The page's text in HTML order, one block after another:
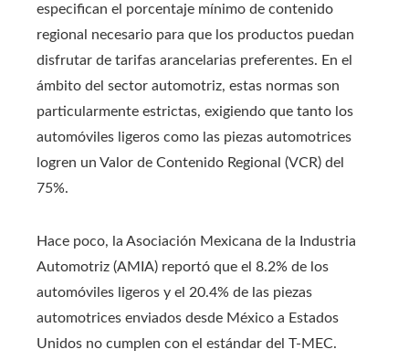
especifican el porcentaje mínimo de contenido
regional necesario para que los productos puedan
disfrutar de tarifas arancelarias preferentes. En el
ámbito del sector automotriz, estas normas son
particularmente estrictas, exigiendo que tanto los
automóviles ligeros como las piezas automotrices
logren un Valor de Contenido Regional (VCR) del
75%.​
Hace poco, la Asociación Mexicana de la Industria
Automotriz (AMIA) reportó que el 8.2% de los
automóviles ligeros y el 20.4% de las piezas
automotrices enviados desde México a Estados
Unidos no cumplen con el estándar del T-MEC.